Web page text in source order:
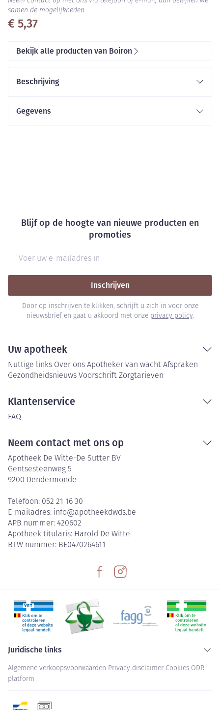
€ 5,37
samen de mogelijkheden.
Bekijk alle producten van Boiron
Beschrijving
Gegevens
Blijf op de hoogte van nieuwe producten en
promoties
Inschrijven
Door op inschrijven te klikken, schrijft u zich in voor onze
nieuwsbrief en gaat u akkoord met onze privacy policy.
Uw apotheek
Nuttige links Over ons Apotheker van wacht Afspraken
Gezondheidsnieuws Voorschrift Zorgtarieven
Klantenservice
FAQ
Neem contact met ons op
Apotheek De Witte-De Sutter BV
Gentsesteenweg 5
9200 Dendermonde
Telefoon: 052 21 16 30
E-mailadres: info@apotheekdwds.be
APB nummer: 420602
Apotheek titularis: Harold De Witte
BTW nummer: BE0470264611
Juridische links
Algemene verkoopsvoorwaarden Privacy disclaimer Cookies ODR-
platform